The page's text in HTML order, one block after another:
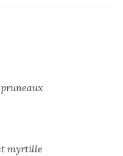
myrtille